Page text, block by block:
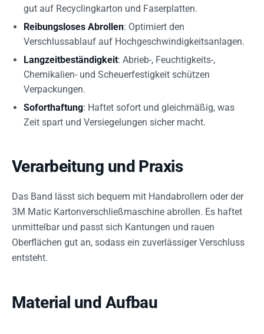
gut auf Recyclingkarton und Faserplatten.
Reibungsloses Abrollen: Optimiert den
Verschlussablauf auf Hochgeschwindigkeitsanlagen.
Langzeitbeständigkeit: Abrieb-, Feuchtigkeits-,
Chemikalien- und Scheuerfestigkeit schützen
Verpackungen.
Soforthaftung: Haftet sofort und gleichmäßig, was
Zeit spart und Versiegelungen sicher macht.
Verarbeitung und Praxis
Das Band lässt sich bequem mit Handabrollern oder der
3M Matic Kartonverschließmaschine abrollen. Es haftet
unmittelbar und passt sich Kantungen und rauen
Oberflächen gut an, sodass ein zuverlässiger Verschluss
entsteht.
Material und Aufbau